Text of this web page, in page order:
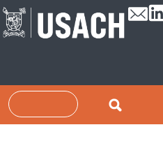
Passar para o conteúdo principal
Pesquisar